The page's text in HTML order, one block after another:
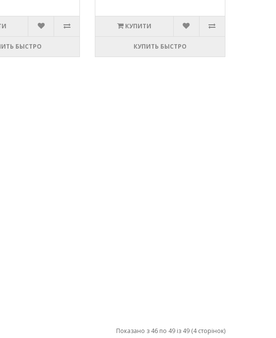
БЫСТРО
КУПИТИ
КУПИТЬ БЫСТРО
Показано з 46 по 49 із 49 (4 сторінок)